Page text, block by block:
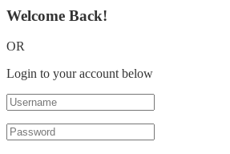
Welcome Back!
OR
Login to your account below